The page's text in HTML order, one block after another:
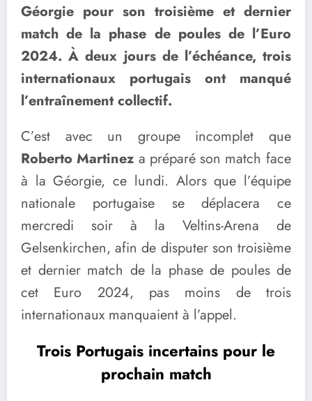
Géorgie pour son troisième et dernier
match de la phase de poules de l’Euro
2024. À deux jours de l’échéance, trois
internationaux portugais ont manqué
l’entraînement collectif.
C’est avec un groupe incomplet que
Roberto Martinez a préparé son match face
à la Géorgie, ce lundi. Alors que l’équipe
nationale portugaise se déplacera ce
mercredi soir à la Veltins-Arena de
Gelsenkirchen, afin de disputer son troisième
et dernier match de la phase de poules de
cet Euro 2024, pas moins de trois
internationaux manquaient à l’appel.
Trois Portugais incertains pour le
prochain match